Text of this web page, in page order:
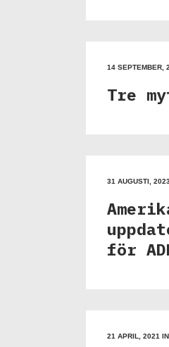
14 SEPTEMBER,
Tre
31 AUGUSTI,
för
21 APRIL, 2021 IN